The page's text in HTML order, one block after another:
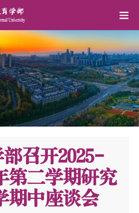
召开2025-
第二学期研究
期中座谈会